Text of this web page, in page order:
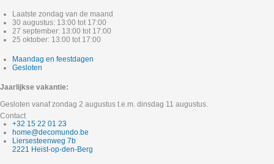
Laatste zondag van de maand
30 augustus: 13:00 tot 17:00
27 september: 13:00 tot 17:00
25 oktober: 13:00 tot 17:00
Maandag en feestdagen
Gesloten
Jaarlijkse vakantie:
Gesloten vanaf zondag 2 augustus t.e.m. dinsdag 11 augustus.
Contact
+32 15 22 01 23
home@decomundo.be
Liersesteenweg 7b
2221 Heist-op-den-Berg